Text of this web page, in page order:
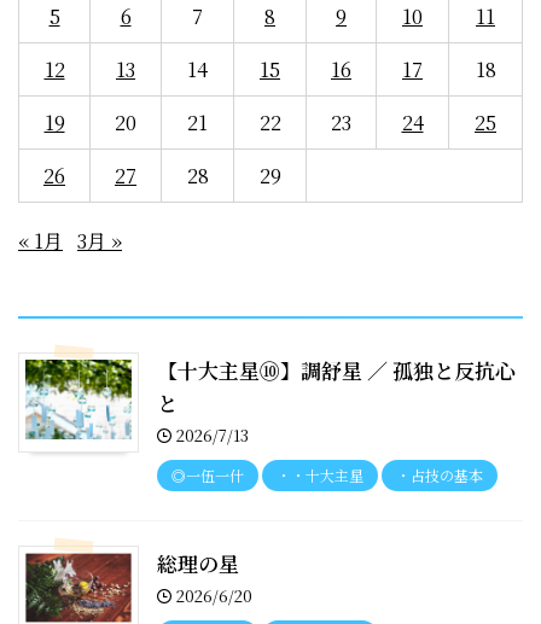
5
6 7 8 9 10
11
12
13 14 15 16 17
18
19
20 21 22 23 24
25
26
27 28 29
« 1月
3月 »
【十大主星⑩】調舒星 ／ 孤独と反抗心
と
2026/7/13
◎一伍一什 ・・十大主星 ・占技の基本
総理の星
2026/6/20